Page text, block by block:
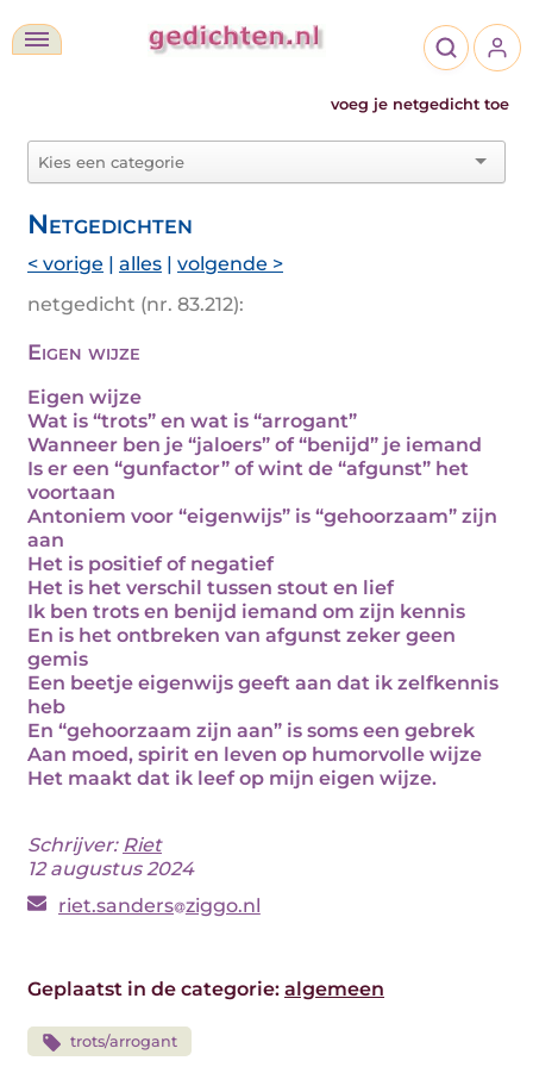
voeg je netgedicht toe
Netgedichten
< vorige | alles | volgende >
netgedicht (nr. 83.212):
Eigen wijze
Eigen wijze
Wat is “trots” en wat is “arrogant”
Wanneer ben je “jaloers” of “benijd” je iemand
Is er een “gunfactor” of wint de “afgunst” het
voortaan
Antoniem voor “eigenwijs” is “gehoorzaam” zijn
aan
Het is positief of negatief
Het is het verschil tussen stout en lief
Ik ben trots en benijd iemand om zijn kennis
En is het ontbreken van afgunst zeker geen
gemis
Een beetje eigenwijs geeft aan dat ik zelfkennis
heb
En “gehoorzaam zijn aan” is soms een gebrek
Aan moed, spirit en leven op humorvolle wijze
Het maakt dat ik leef op mijn eigen wijze.
Schrijver: Riet
12 augustus 2024
riet.sanders ziggo.nl
Geplaatst in de categorie: algemeen
trots/arrogant